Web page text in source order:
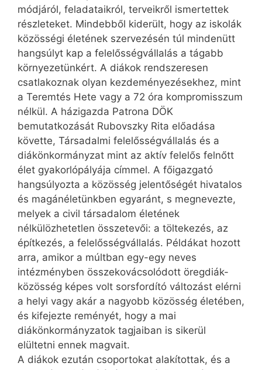
módjáról, feladataikról, terveikről ismertettek
részleteket. Mindebből kiderült, hogy az iskolák
közösségi életének szervezésén túl mindenütt
hangsúlyt kap a felelősségvállalás a tágabb
környezetünkért. A diákok rendszeresen
csatlakoznak olyan kezdeményezésekhez, mint
a Teremtés Hete vagy a 72 óra kompromisszum
nélkül. A házigazda Patrona DÖK
bemutatkozását Rubovszky Rita előadása
követte, Társadalmi felelősségvállalás és a
diákönkormányzat mint az aktív felelős felnőtt
élet gyakorlópályája címmel. A főigazgató
hangsúlyozta a közösség jelentőségét hivatalos
és magánéletünkben egyaránt, s megnevezte,
melyek a civil társadalom életének
nélkülözhetetlen összetevői: a töltekezés, az
építkezés, a felelősségvállalás. Példákat hozott
arra, amikor a múltban egy-egy neves
intézményben összekovácsolódott öregdiák-
közösség képes volt sorsfordító változást elérni
a helyi vagy akár a nagyobb közösség életében,
és kifejezte reményét, hogy a mai
diákönkormányzatok tagjaiban is sikerül
elültetni ennek magvait.
A diákok ezután csoportokat alakítottak, és a